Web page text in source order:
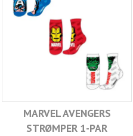
MARVEL AVENGERS
STRØMPER 1-PAR